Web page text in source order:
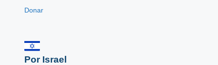
Donar
Por Israel